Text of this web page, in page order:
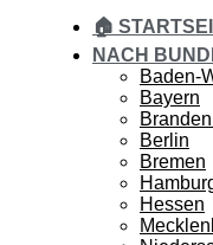
🏠
NACH
Baden-
Bayern
Berlin
Bremen
Hessen